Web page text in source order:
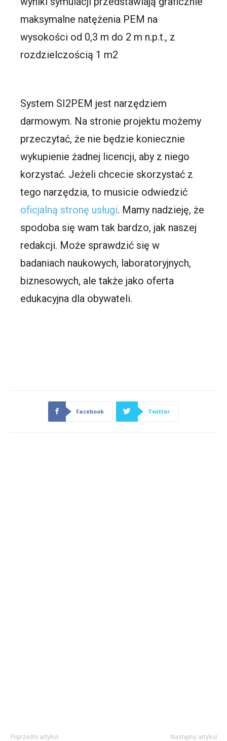
maksymalne natężenia PEM na
wysokości od 0,3 m do 2 m n.p.t., z
rozdzielczością 1 m2
System SI2PEM jest narzędziem
darmowym. Na stronie projektu możemy
przeczytać, że nie będzie koniecznie
wykupienie żadnej licencji, aby z niego
korzystać. Jeżeli chcecie skorzystać z
tego narzędzia, to musicie odwiedzić
oficjalną stronę usługi. Mamy nadzieję, że
spodoba się wam tak bardzo, jak naszej
redakcji. Może sprawdzić się w
badaniach naukowych, laboratoryjnych,
biznesowych, ale także jako oferta
edukacyjna dla obywateli.
Facebook Twitter
Poprzedni artykuł Następny artykuł